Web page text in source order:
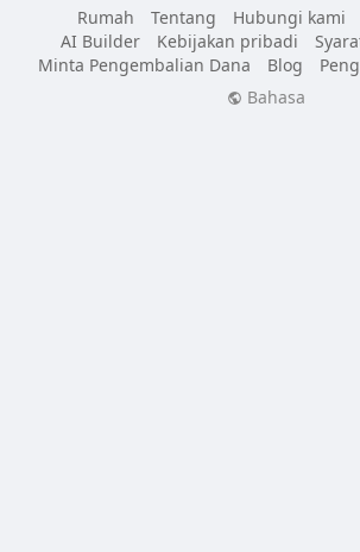
Rumah
Tentang Hubungi kami
AI Builder
Kebijakan pribadi
Minta Pengembalian Dana
Blog
Bahasa